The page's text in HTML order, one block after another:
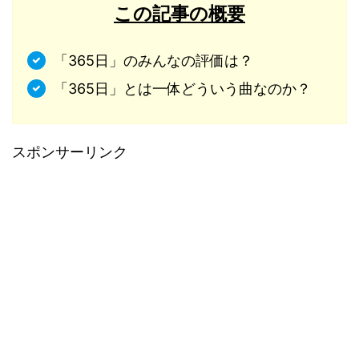
この記事の概要
「365日」のみんなの評価は？
「365日」とは一体どういう曲なのか？
スポンサーリンク